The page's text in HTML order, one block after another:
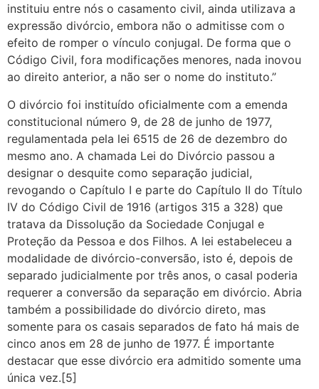
instituiu entre nós o casamento civil, ainda utilizava a
expressão divórcio, embora não o admitisse com o
efeito de romper o vínculo conjugal. De forma que o
Código Civil, fora modificações menores, nada inovou
ao direito anterior, a não ser o nome do instituto.”
O divórcio foi instituído oficialmente com a emenda
constitucional número 9, de 28 de junho de 1977,
regulamentada pela lei 6515 de 26 de dezembro do
mesmo ano. A chamada Lei do Divórcio passou a
designar o desquite como separação judicial,
revogando o Capítulo I e parte do Capítulo II do Título
IV do Código Civil de 1916 (artigos 315 a 328) que
tratava da Dissolução da Sociedade Conjugal e
Proteção da Pessoa e dos Filhos. A lei estabeleceu a
modalidade de divórcio-conversão, isto é, depois de
separado judicialmente por três anos, o casal poderia
requerer a conversão da separação em divórcio. Abria
também a possibilidade do divórcio direto, mas
somente para os casais separados de fato há mais de
cinco anos em 28 de junho de 1977. É importante
destacar que esse divórcio era admitido somente uma
única vez.[5]